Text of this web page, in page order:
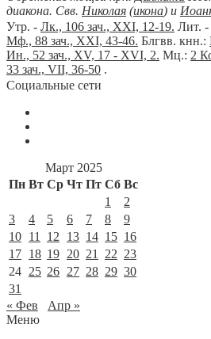
диакона. Свв. Николая (икона) и
Утр. - Лк., 106 зач., XXI, 12-19. Лит. -
Мф., 88 зач., XXI, 43-46. Блгвв. кнн.:
Ин., 52 зач., XV, 17 - XVI, 2. Мц.: 2
33 зач., VII, 36-50 .
Социальные сети
Март 2025
Пн Вт Ср Чт Пт Сб Вс
1
2
3
4 5 6 7 8
9
10 11 12 13 14 15 16
17 18 19 20 21 22 23
24 25 26 27 28 29 30
31
« Фев
Апр »
Меню